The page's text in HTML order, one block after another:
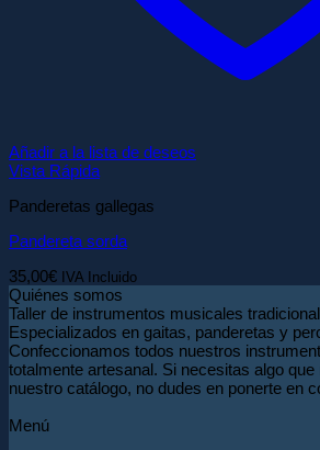
Añadir a la lista de deseos
Vista Rápida
Panderetas gallegas
Pandereta sorda
35,00€ IVA Incluido
Quiénes somos
Taller de instrumentos musicales
Especializados en gaitas, panderetas y
Confeccionamos todos nuestros
totalmente artesanal. Si necesitas algo
nuestro catálogo, no dudes en ponerte en
Menú